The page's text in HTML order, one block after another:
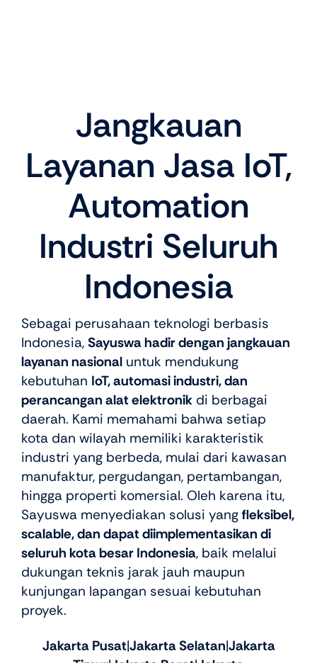
Jangkauan
Layanan Jasa IoT,
Automation
Industri Seluruh
Indonesia
Sebagai perusahaan teknologi berbasis
Indonesia, Sayuswa hadir dengan jangkauan
layanan nasionaluntuk mendukung
kebutuhan IoT, automasi industri, dan
perancangan alat elektronikdi berbagai
daerah. Kami memahami bahwa setiap
kota dan wilayah memiliki karakteristik
industri yang berbeda, mulai dari kawasan
manufaktur, pergudangan, pertambangan,
hingga properti komersial. Oleh karena itu,
Sayuswa menyediakan solusi yang fleksibel,
scalable, dan dapat diimplementasikan di
seluruh kota besar Indonesia, baik melalui
dukungan teknis jarak jauh maupun
kunjungan lapangan sesuai kebutuhan
proyek.
Jakarta Pusat|Jakarta Selatan|Jakarta